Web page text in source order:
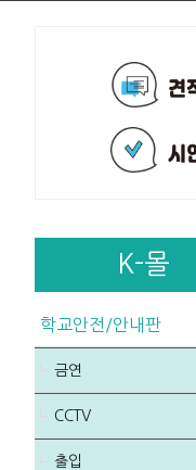
K-몰
학교안전/안내판
금연
CCTV
출입